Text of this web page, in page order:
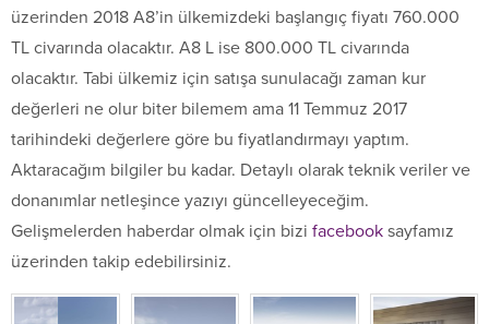
üzerinden 2018 A8’in ülkemizdeki başlangıç fiyatı 760.000
TL civarında olacaktır. A8 L ise 800.000 TL civarında
olacaktır. Tabi ülkemiz için satışa sunulacağı zaman kur
değerleri ne olur biter bilemem ama 11 Temmuz 2017
tarihindeki değerlere göre bu fiyatlandırmayı yaptım.
Aktaracağım bilgiler bu kadar. Detaylı olarak teknik veriler ve
donanımlar netleşince yazıyı güncelleyeceğim.
Gelişmelerden haberdar olmak için bizi facebook sayfamız
üzerinden takip edebilirsiniz.